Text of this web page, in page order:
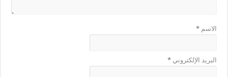
الاسم*
البريد الإلكتروني*